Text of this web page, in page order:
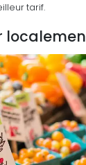
tarif.